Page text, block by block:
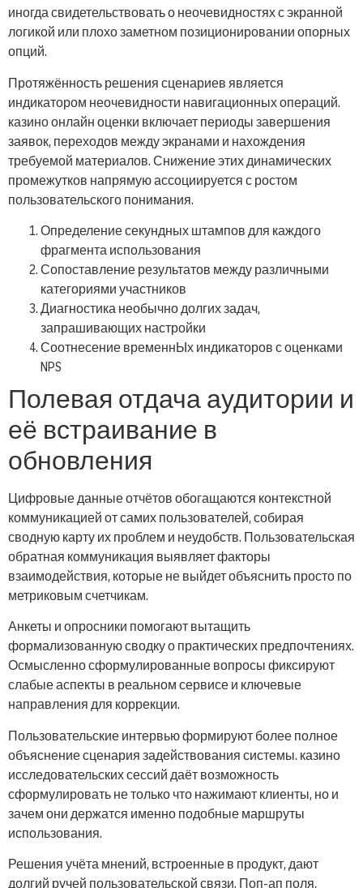
иногда свидетельствовать о неочевидностях с экранной
логикой или плохо заметном позиционировании опорных
опций.
Протяжённость решения сценариев является
индикатором неочевидности навигационных операций.
казино онлайн оценки включает периоды завершения
заявок, переходов между экранами и нахождения
требуемой материалов. Снижение этих динамических
промежутков напрямую ассоциируется с ростом
пользовательского понимания.
Определение секундных штампов для каждого
фрагмента использования
Сопоставление результатов между различными
категориями участников
Диагностика необычно долгих задач,
запрашивающих настройки
Соотнесение временнЫх индикаторов с оценками
NPS
Полевая отдача аудитории и
её встраивание в
обновления
Цифровые данные отчётов обогащаются контекстной
коммуникацией от самих пользователей, собирая
сводную карту их проблем и неудобств. Пользовательская
обратная коммуникация выявляет факторы
взаимодействия, которые не выйдет объяснить просто по
метриковым счетчикам.
Анкеты и опросники помогают вытащить
формализованную сводку о практических предпочтениях.
Осмысленно сформулированные вопросы фиксируют
слабые аспекты в реальном сервисе и ключевые
направления для коррекции.
Пользовательские интервью формируют более полное
объяснение сценария задействования системы. казино
исследовательских сессий даёт возможность
сформулировать не только что нажимают клиенты, но и
зачем они держатся именно подобные маршруты
использования.
Решения учёта мнений, встроенные в продукт, дают
долгий ручей пользовательской связи. Поп-ап поля,